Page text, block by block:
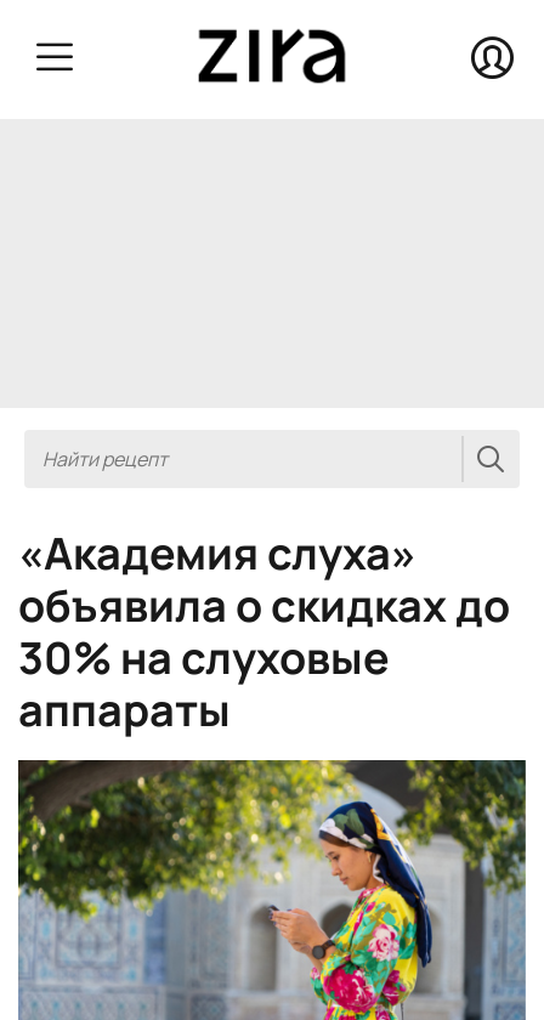
«Академия слуха»
объявила о скидках до
30% на слуховые
аппараты